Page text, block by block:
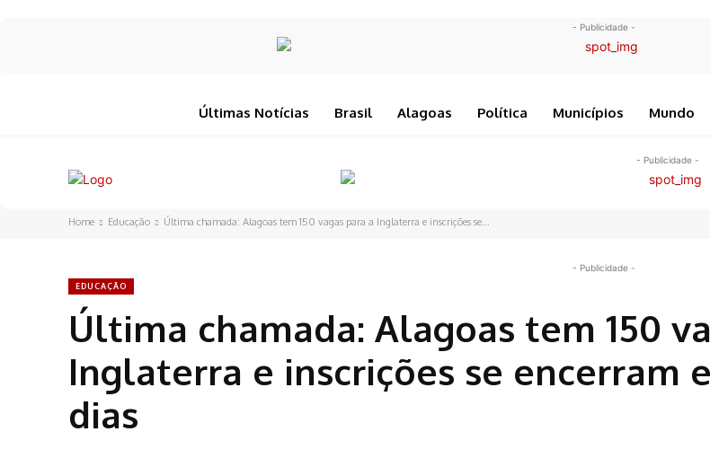
- Publicidade -
Últimas Notícias Brasil Alagoas Política Municípios Mundo
- Publicidade -
Home Educação Última chamada: Alagoas tem 150 vagas para a Inglaterra e inscrições se...
- Publicidade -
EDUCAÇÃO
Última chamada: Alagoas tem 150
Inglaterra e inscrições se encerram
dias